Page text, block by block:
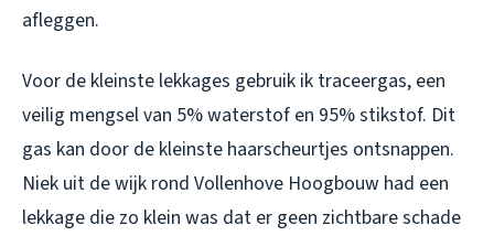
afleggen.
Voor de kleinste lekkages gebruik ik traceergas, een
veilig mengsel van 5% waterstof en 95% stikstof. Dit
gas kan door de kleinste haarscheurtjes ontsnappen.
Niek uit de wijk rond Vollenhove Hoogbouw had een
lekkage die zo klein was dat er geen zichtbare schade